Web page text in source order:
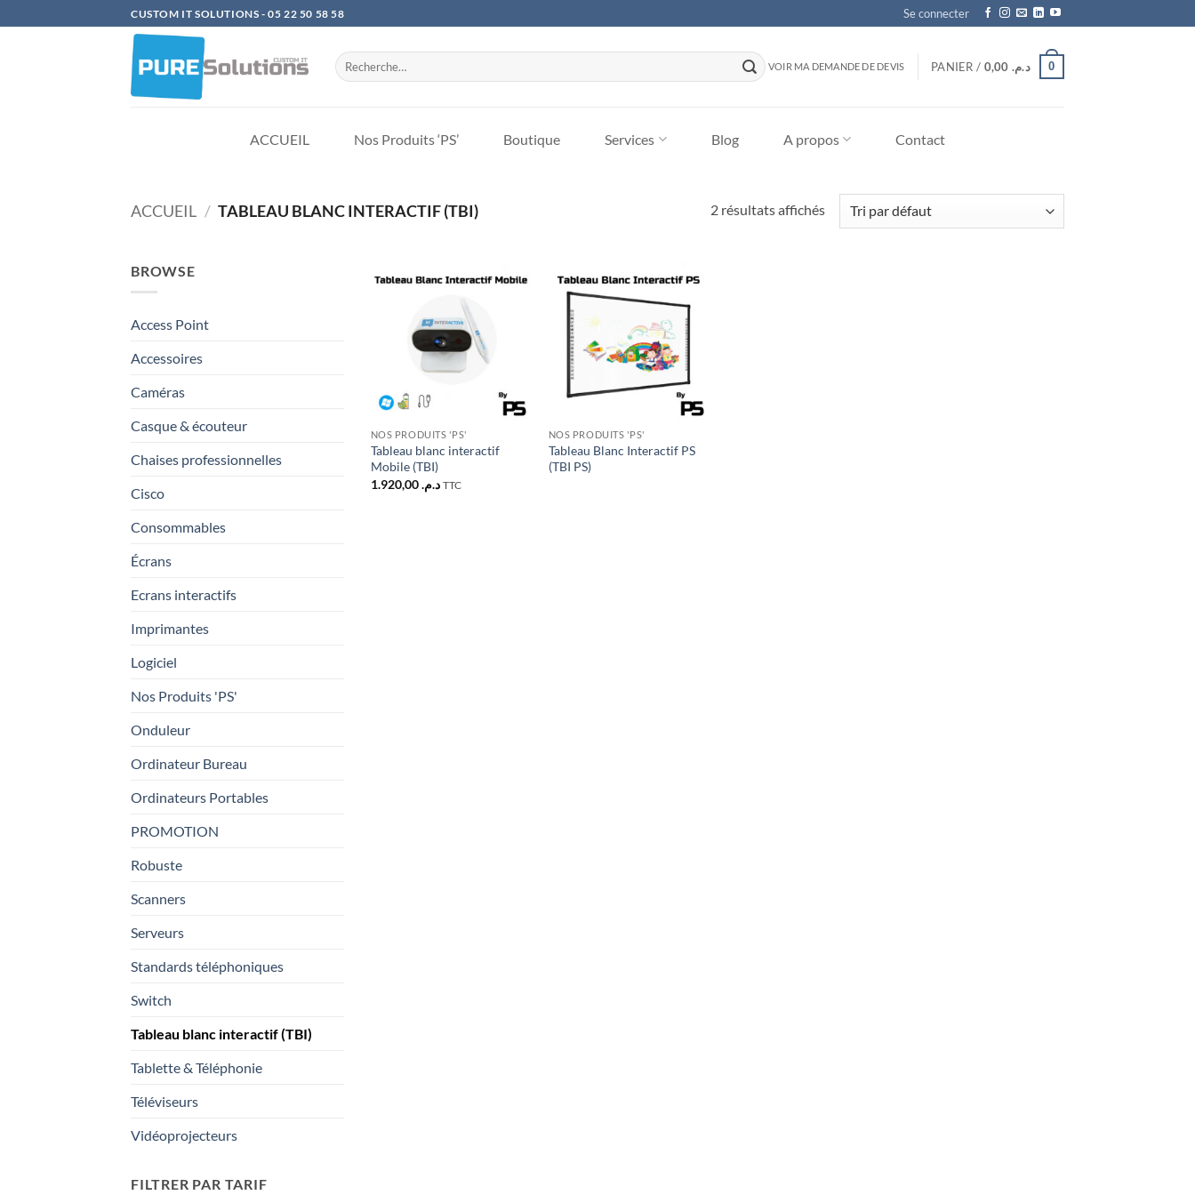
au
CUSTOM IT SOLUTIONS - 05 22 50 58 58 Se connecter
Recherche
pour :
VOIR MA DEMANDE DE DEVIS PANIER / د.م. 0
ACCUEIL Nos Produits ‘PS’ Boutique Services Blog A propos Contact
ACCUEIL / TABLEAU BLANC INTERACTIF (TBI) 2 résultats affichés
BROWSE
Access Point
Accessoires
Caméras
Casque & écouteur
Chaises professionnelles
Cisco
Consommables
Écrans
Ecrans interactifs
Imprimantes
Logiciel
Nos Produits 'PS'
Onduleur
Ordinateur Bureau
Ordinateurs Portables
PROMOTION
Robuste
Scanners
Serveurs
Standards téléphoniques
Switch
Tableau blanc interactif (TBI)
Tablette & Téléphonie
Téléviseurs
Vidéoprojecteurs
FILTRER PAR TARIF
d’envies
NOS PRODUITS 'PS'
Tableau blanc interactif
Mobile (TBI)
د.م.1.920,00 TTC
Ajouter
à la liste
d’envies
NOS PRODUITS 'PS'
Tableau Blanc Interactif PS
(TBI PS)